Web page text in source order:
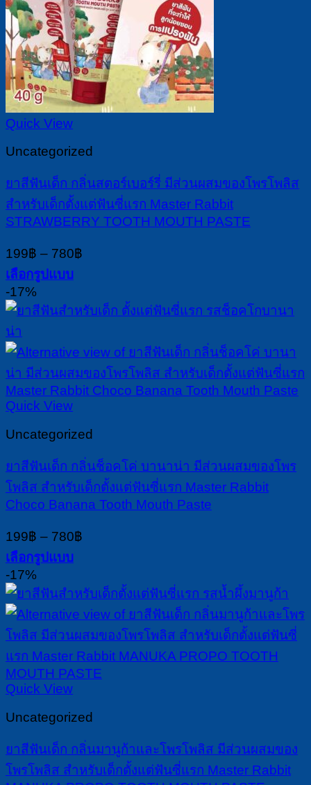
Quick View
Uncategorized
ยาสีฟันเด็ก กลิ่นสตอร์เบอร์รี่ มีส่วนผสมของโพรโพลิส
สำหรับเด็กตั้งแต่ฟันซี่แรก Master Rabbit
STRAWBERRY TOOTH MOUTH PASTE
199฿ – 780฿
through
780฿
เลือกรูปแบบ
This
product
multiple
variants.
The
options
may
be
chosen
the
product
page
-17%
Quick View
Uncategorized
ยาสีฟันเด็ก กลิ่นช็อคโค่ บานาน่า มีส่วนผสมของโพร
โพลิส สำหรับเด็กตั้งแต่ฟันซี่แรก Master Rabbit
Choco Banana Tooth Mouth Paste
199฿ – 780฿
through
780฿
เลือกรูปแบบ
This
product
has
multiple
variants.
The
options
may
be
chosen
on
the
product
page
-17%
Quick View
Uncategorized
ยาสีฟันเด็ก กลิ่นมานูก้าและโพรโพลิส มีส่วนผสมของ
โพรโพลิส สำหรับเด็กตั้งแต่ฟันซี่แรก Master Rabbit